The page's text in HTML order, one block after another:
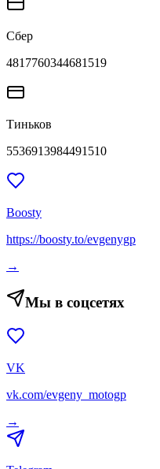
Сбер
4817760344681519
Тиньков
5536913984491510
Boosty
https://boosty.to/evgenygp
→
Мы в соцсетях
VK
vk.com/evgeny_motogp
→